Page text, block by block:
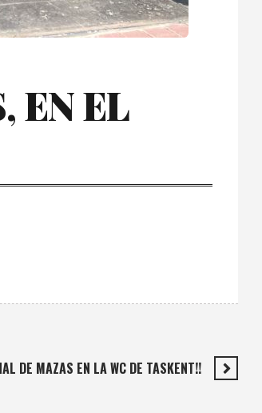
EN EL
DE MAZAS EN LA WC DE TASKENT!!